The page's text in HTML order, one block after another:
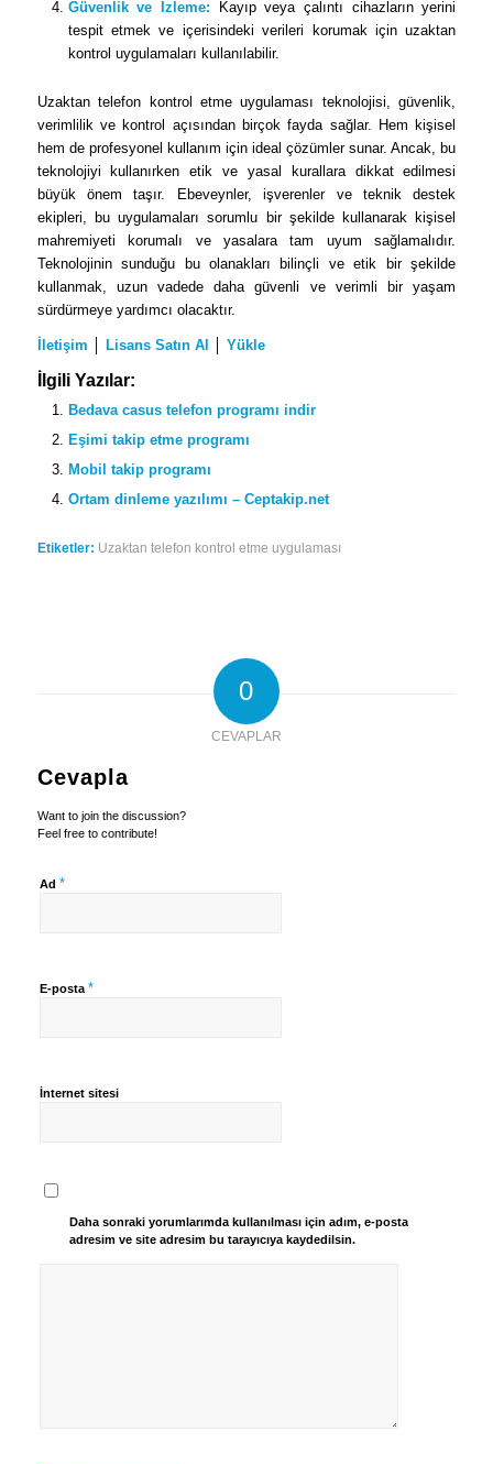
Güvenlik ve İzleme: Kayıp veya çalıntı cihazların yerini
tespit etmek ve içerisindeki verileri korumak için uzaktan
kontrol uygulamaları kullanılabilir.
Uzaktan telefon kontrol etme uygulaması teknolojisi, güvenlik,
verimlilik ve kontrol açısından birçok fayda sağlar. Hem kişisel
hem de profesyonel kullanım için ideal çözümler sunar. Ancak, bu
teknolojiyi kullanırken etik ve yasal kurallara dikkat edilmesi
büyük önem taşır. Ebeveynler, işverenler ve teknik destek
ekipleri, bu uygulamaları sorumlu bir şekilde kullanarak kişisel
mahremiyeti korumalı ve yasalara tam uyum sağlamalıdır.
Teknolojinin sunduğu bu olanakları bilinçli ve etik bir şekilde
kullanmak, uzun vadede daha güvenli ve verimli bir yaşam
sürdürmeye yardımcı olacaktır.
İletişim Lisans Satın Al Yükle
İlgili Yazılar:
Bedava casus telefon programı indir
Eşimi takip etme programı
Mobil takip programı
Ortam dinleme yazılımı – Ceptakip.net
Etiketler: Uzaktan telefon kontrol etme uygulaması
0
CEVAPLAR
Cevapla
Want to join the discussion?
Feel free to contribute!
Ad *
E-posta *
İnternet sitesi
Daha sonraki yorumlarımda kullanılması için adım, e-posta
adresim ve site adresim bu tarayıcıya kaydedilsin.